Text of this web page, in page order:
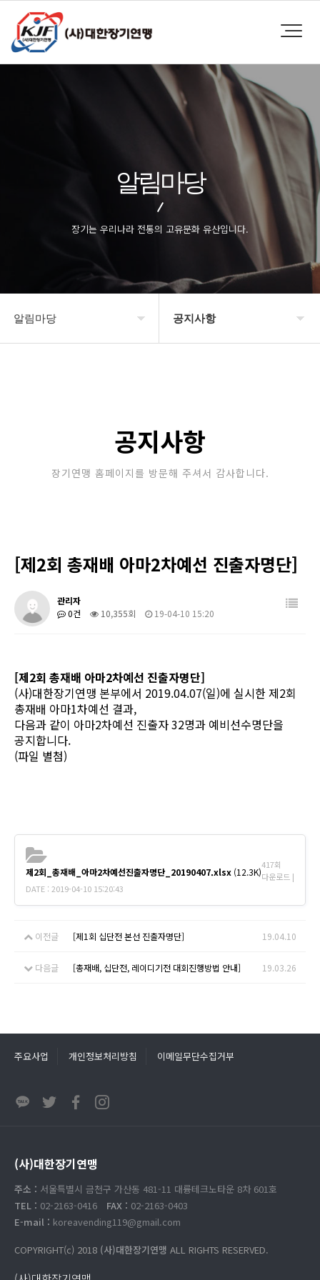
알림마당
장기는 우리나라 전통의 고유문화 유산입니다.
알림마당 공지사항
포토갤러리
공지사항
장기연맹 홈페이지를 방문해 주셔서 감사합니다.
[제2회 총재배 아마2차예선 진출자명단]
관리자
0건
10,355회 19-04-10 15:20
[제2회 총재배 아마2차예선 진출자명단]
(사)대한장기연맹 본부에서 2019.04.07(일)에 실시한 제2회
총재배 아마1차예선 결과,
다음과 같이 아마2차예선 진출자 32명과 예비선수명단을
공지합니다.
(파일 별첨)
제2회_총재배_아마2차예선진출자명단_20190407.xlsx (12.3K)
417회
다운로드 |
DATE : 2019-04-10 15:20:43
이전글 ​ [제1회 십단전 본선 진출자명단] 19.04.10
다음글 [총재배, 십단전, 레이디기전 대회진행방법 안내] 19.03.26
주요사업 개인정보처리방침 이메일무단수집거부
(사)대한장기연맹
주소 : 서울특별시 금천구 가산동 481-11 대륭테크노타운 8차 601호
TEL : 02-2163-0416 FAX : 02-2163-0403
E-mail : koreavending119@gmail.com
COPYRIGHT(c) 2018 (사)대한장기연맹 ALL RIGHTS RESERVED.